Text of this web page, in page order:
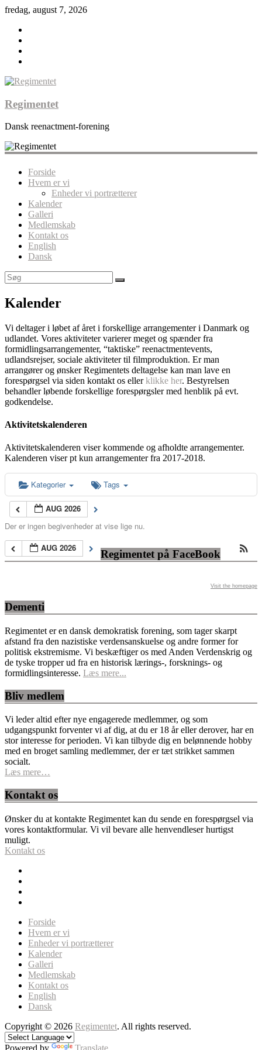
fredag, august 7, 2026
Regimentet
Dansk reenactment-forening
Forside
Hvem er vi
Enheder vi portrætterer
Kalender
Galleri
Medlemskab
Kontakt os
English
Dansk
Kalender
Vi deltager i løbet af året i forskellige arrangementer i Danmark og
udlandet. Vores aktiviteter varierer meget og spænder fra
formidlingsarrangementer, “taktiske” reenactmentevents,
udlandsrejser, sociale aktiviteter til filmproduktion. Er man
arrangører og ønsker Regimentets deltagelse kan man lave en
forespørgsel via siden kontakt os ellerklikke her. Bestyrelsen
behandler løbende forskellige forespørgsler med henblik på evt.
godkendelse.
Aktivitetskalenderen
Aktivitetskalenderen viser kommende og afholdte arrangementer.
Kalenderen viser pt kun arrangementer fra 2017-2018.
Kategorier Tags
AUG 2026
Der er ingen begivenheder at vise lige nu.
AUG 2026
Regimentet på FaceBook
Visit the homepage
Dementi
Regimentet er en dansk demokratisk forening, som tager skarpt
afstand fra den nazistiske verdensanskuelse og andre former for
politisk ekstremisme. Vi beskæftiger os med Anden Verdenskrig og
de tyske tropper ud fra en historisk lærings-, forsknings- og
formidlingsinteresse. Læs mere...
Bliv medlem
Vi leder altid efter nye engagerede medlemmer, og som
udgangspunkt forventer vi af dig, at du er 18 år eller derover, har en
stor interesse for perioden. Vi kan tilbyde dig en belønnende hobby
med en broget samling medlemmer, der er tæt strikket sammen
socialt.
Læs mere…
Kontakt os
Ønsker du at kontakte Regimentet kan du sende en forespørgsel via
vores kontaktformular. Vi vil bevare alle henvendleser hurtigst
muligt.
Kontakt os
Forside
Hvem er vi
Enheder vi portrætterer
Kalender
Galleri
Medlemskab
Kontakt os
English
Dansk
Copyright © 2026 Regimentet. All rights reserved.
Powered by Translate